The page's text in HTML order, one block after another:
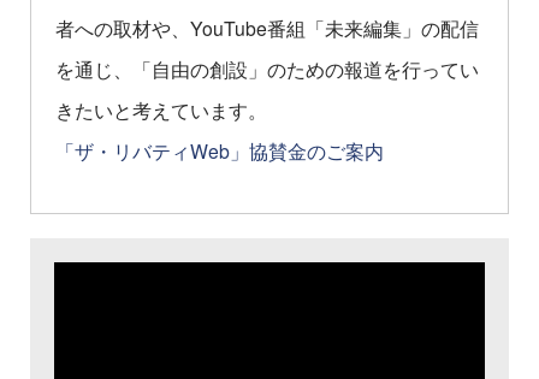
者への取材や、YouTube番組「未来編集」の配信
を通じ、「自由の創設」のための報道を行ってい
きたいと考えています。
「ザ・リバティWeb」協賛金のご案内